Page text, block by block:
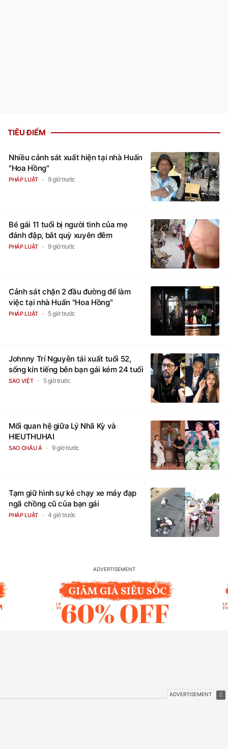
TIÊU ĐIỂM
Nhiều cảnh sát xuất hiện tại nhà Huấn
"Hoa Hồng"
PHÁP LUẬT 9 giờ trước
Bé gái 11 tuổi bị người tình của mẹ
đánh đập, bắt quỳ xuyên đêm
PHÁP LUẬT 9 giờ trước
Cảnh sát chặn 2 đầu đường để làm
việc tại nhà Huấn "Hoa Hồng"
PHÁP LUẬT 5 giờ trước
Johnny Trí Nguyễn tái xuất tuổi 52,
sống kín tiếng bên bạn gái kém 24 tuổi
SAO VIỆT 5 giờ trước
Mối quan hệ giữa Lý Nhã Kỳ và
HIEUTHUHAI
SAO CHÂU Á 9 giờ trước
Tạm giữ hình sự kẻ chạy xe máy đạp
ngã chồng cũ của bạn gái
PHÁP LUẬT 4 giờ trước